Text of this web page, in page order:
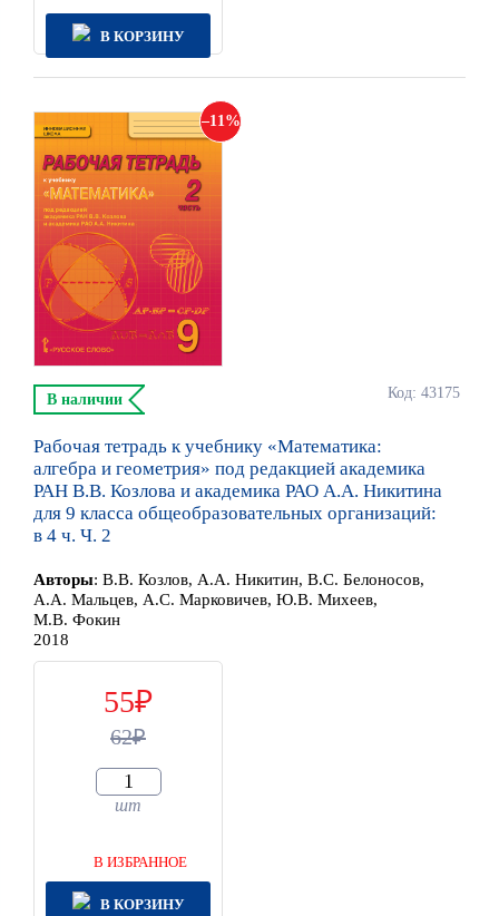
В КОРЗИНУ
11
Код: 43175
В наличии
Рабочая тетрадь к учебнику «Математика:
алгебра и геометрия» под редакцией академика
РАН В.В. Козлова и академика РАО А.А. Никитина
для 9 класса общеобразовательных организаций:
в 4 ч. Ч. 2
Авторы: В.В. Козлов, А.А. Никитин, В.С. Белоносов,
А.А. Мальцев, А.С. Марковичев, Ю.В. Михеев,
М.В. Фокин
2018
55
62
шт
В ИЗБРАННОЕ
В КОРЗИНУ